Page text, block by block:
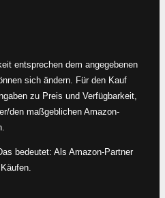
entsprechen dem angegebenen
sich ändern. Für den Kauf
zu Preis und Verfügbarkeit,
den maßgeblichen Amazon-
bedeutet: Als Amazon-Partner